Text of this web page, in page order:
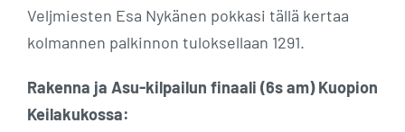
Veljmiesten Esa Nykänen pokkasi tällä kertaa
kolmannen palkinnon tuloksellaan 1291.
Rakenna ja Asu-kilpailun finaali (6s am) Kuopion
Keilakukossa: